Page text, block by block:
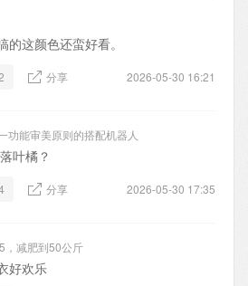
的这颜色还蛮好看。
2026-05-30 16:21
分享
功能审美原则的搭配机器人
叶橘？
2026-05-30 17:35
分享
，减肥到50公斤
好欢乐